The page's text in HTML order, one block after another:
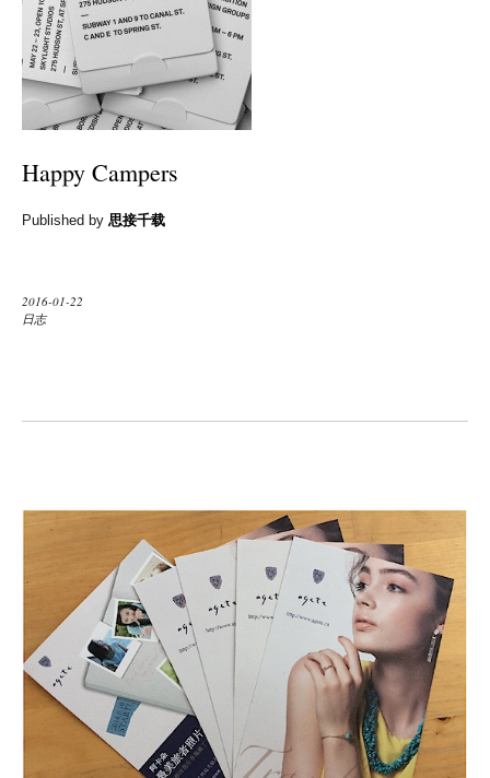
Happy Campers
Published by 思接千载
2016-01-22
日志